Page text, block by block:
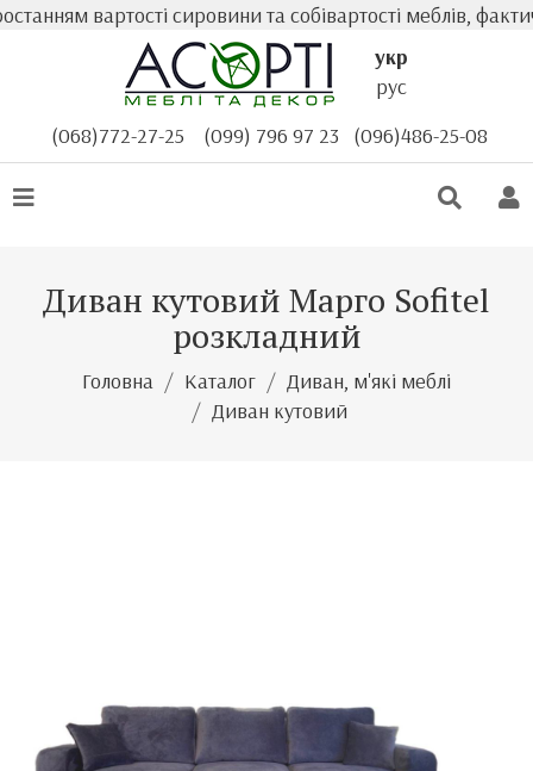
вартості сировини та собівартості меблів,
укр
рус
(068)772-27-25
(099) 796 97 23 (096)486-25-08
Диван кутовий Марго Sofitel
розкладний
Головна Каталог
Диван, м'які меблі
Диван кутовий